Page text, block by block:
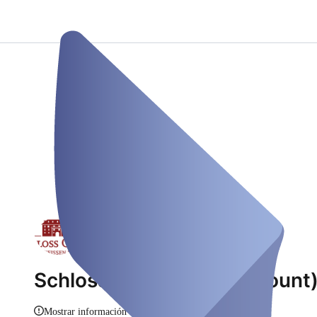
Schloss Oelber
Mostrar información